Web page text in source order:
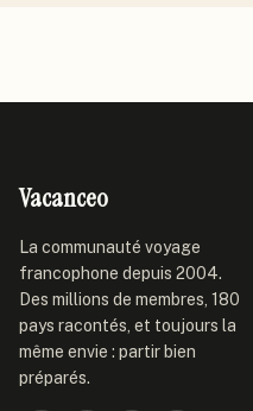
Vacanceo
La communauté voyage
francophone depuis 2004.
Des millions de membres, 180
pays racontés, et toujours la
même envie : partir bien
préparés.